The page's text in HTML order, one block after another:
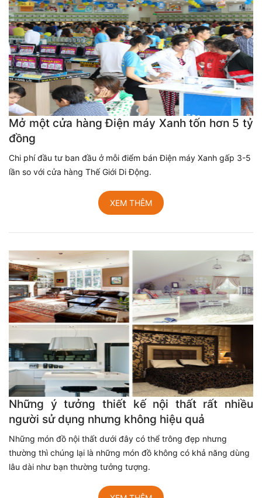
Mở một cửa hàng Điện máy Xanh tốn hơn 5 tỷ
đồng
Chi phí đầu tư ban đầu ở mỗi điểm bán Điện máy Xanh gấp 3-5
lần so với cửa hàng Thế Giới Di Động.
XEM THÊM
Những ý tưởng thiết kế nội thất rất nhiều
người sử dụng nhưng không hiệu quả
Những món đồ nội thất dưới đây có thể trông đẹp nhưng
thường thì chúng lại là những món đồ không có khả năng dùng
lâu dài như bạn thường tưởng tượng.